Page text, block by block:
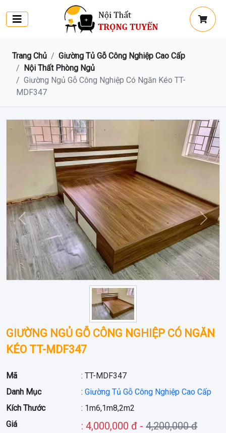
Trang Chủ
Giường Tủ Gỗ Công Nghiệp Cao Cấp
Nội Thất Phòng Ngủ
Giường Ngủ Gỗ Công Nghiệp Có Ngăn Kéo TT-
MDF347
Trước Sau
GIƯỜNG NGỦ GỖ CÔNG NGHIỆP CÓ NGĂN
KÉO TT-MDF347
Mã
: TT-MDF347
Danh Mục
:Giường Tủ Gỗ Công Nghiệp Cao Cấp
Kích Thước
: 1m6,1m8,2m2
Giá
: 4,000,000 đ -4,200,000 đ